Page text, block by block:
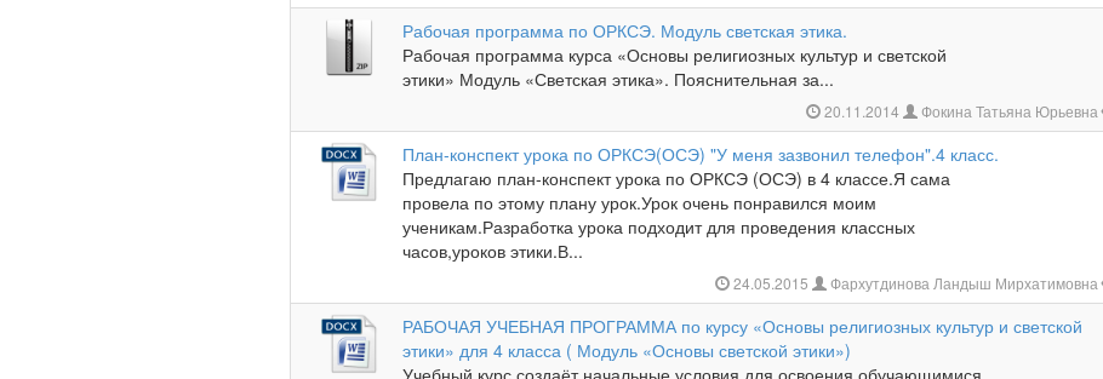
Рабочая программа по ОРКСЭ. Модуль светская этика.
Рабочая программа курса «Основы религиозных культур и светской
этики» Модуль «Светская этика». Пояснительная за...
20.11.2014 Фокина Татьяна Юрьевна
План-конспект урока по ОРКСЭ(ОСЭ) "У меня зазвонил телефон".4 класс.
Предлагаю план-конспект урока по ОРКСЭ (ОСЭ) в 4 классе.Я сама
провела по этому плану урок.Урок очень понравился моим
ученикам.Разработка урока подходит для проведения классных
часов,уроков этики.В...
24.05.2015 Фархутдинова Ландыш Мирхатимовна
РАБОЧАЯ УЧЕБНАЯ ПРОГРАММА по курсу «Основы религиозных культур и светской
этики» для 4 класса ( Модуль «Основы светской этики»)